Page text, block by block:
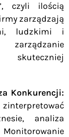
czyli ilością
zarządzają
ludzkimi i
zarządzanie
skuteczniej
Konkurencji:
analiza